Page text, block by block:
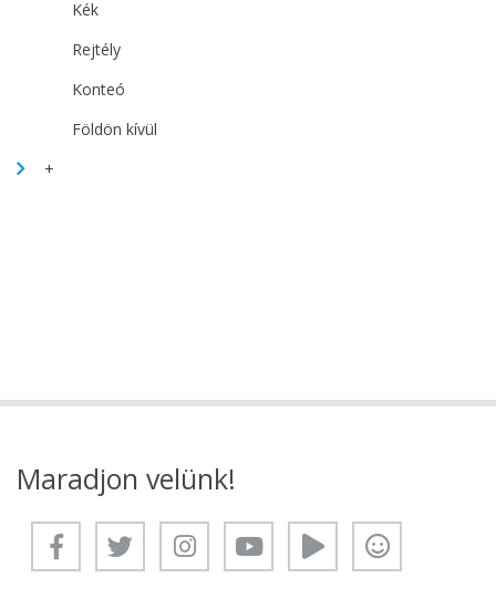
Kék
Rejtély
Konteó
Földön kívül
+
Maradjon velünk!